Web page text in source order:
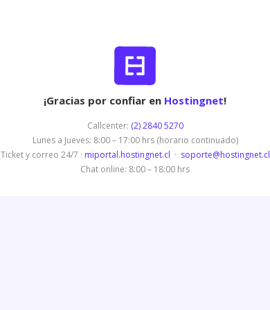
¡Gracias por confiar en Hostingnet!
Callcenter: (2) 2840 5270
Lunes a Jueves: 8:00 – 17:00 hrs (horario continuado)
Ticket y correo 24/7 · miportal.hostingnet.cl · soporte@hostingnet.cl
Chat online: 8:00 – 18:00 hrs